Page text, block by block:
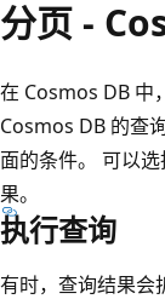
分页 -
在 Cosmos DB 中
Cosmos DB 的查
面的条件。 可以
果。
执行查询
有时，查询结果会